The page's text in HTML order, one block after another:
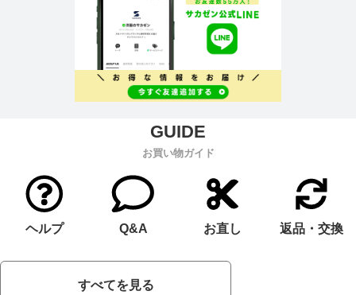
お買い物ガイド
ヘルプ Q&A お直し 返品・交換
すべてを見る